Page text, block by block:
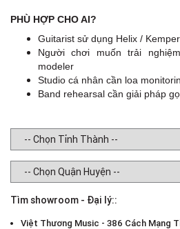
PHÙ HỢP CHO AI?
Guitarist sử dụng Helix /
Người chơi muốn trải
modeler
Studio cá nhân cần loa
Band rehearsal cần giải pháp
Tìm showroom - Đại lý::
Việt Thương Music - 386 Cách Mạng